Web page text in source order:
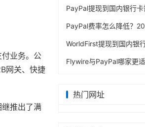
业务。公
网关、快捷
推出了满
热门网址